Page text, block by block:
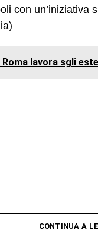
con un’iniziativa
Roma lavora sgli
CONTINUA A